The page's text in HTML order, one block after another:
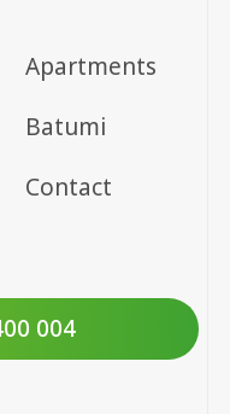
Apartments
Batumi
Contact
004